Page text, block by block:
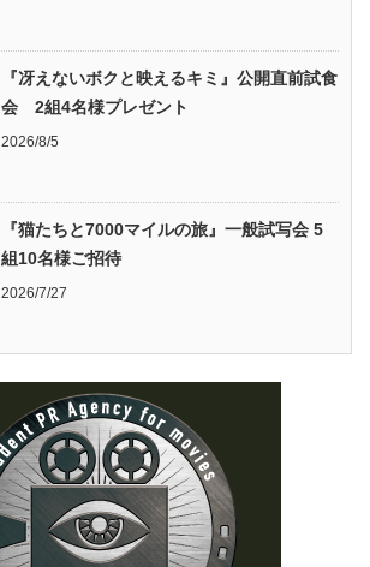
『冴えないボクと映えるキミ』公開直前試食
会 2組4名様プレゼント
2026/8/5
『猫たちと7000マイルの旅』一般試写会 5
組10名様ご招待
2026/7/27